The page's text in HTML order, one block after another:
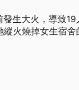
生大火，導致
火燒掉女生宿